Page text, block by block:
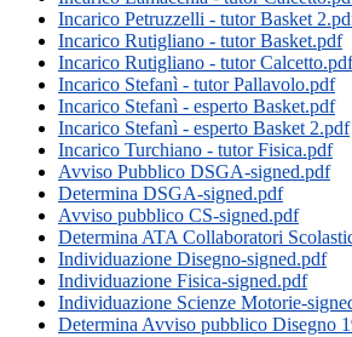
Incarico Petruzzelli - tutor Basket
Incarico Rutigliano - tutor Basket.pdf
Incarico Rutigliano - tutor Calcetto.pdf
Incarico Stefanì - tutor Pallavolo.pdf
Incarico Stefanì - esperto Basket.pdf
Incarico Stefanì - esperto Basket 2.pdf
Incarico Turchiano - tutor Fisica.pdf
Avviso Pubblico DSGA-signed.pdf
Determina DSGA-signed.pdf
Avviso pubblico CS-signed.pdf
Determina ATA Collaboratori
Individuazione Disegno-signed.pdf
Individuazione Fisica-signed.pdf
Individuazione Scienze Motorie-
Determina Avviso pubblico Disegno